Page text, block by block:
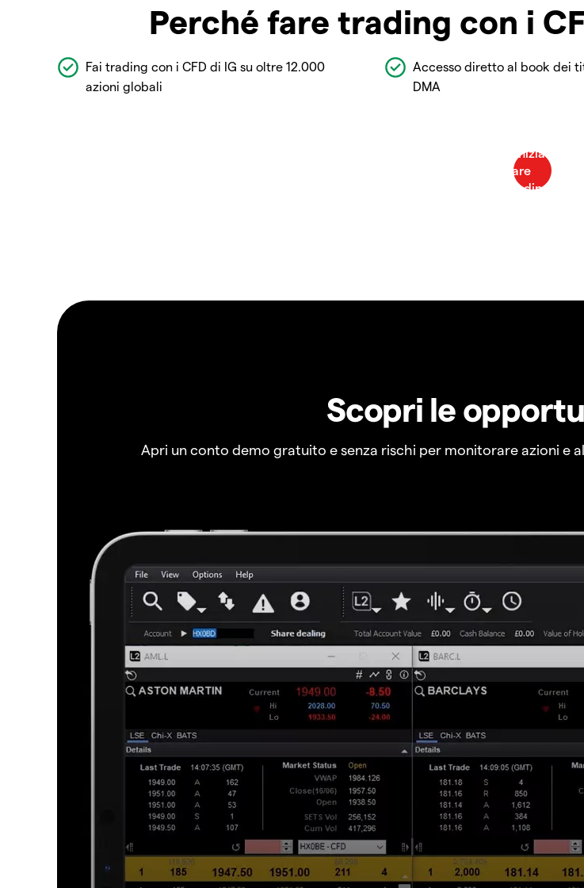
Perché fare trading con i
Fai trading con i CFD di IG su oltre 12.000
azioni globali
Accesso diretto al book dei
DMA
Scopri le
Apri un conto demo gratuito e senza rischi per monitorare azioni e